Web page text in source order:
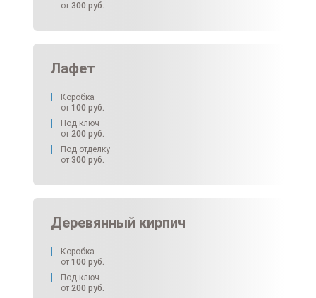
от 300 руб.
Лафет
Коробка
от 100 руб.
Под ключ
от 200 руб.
Под отделку
от 300 руб.
Деревянный кирпич
Коробка
от 100 руб.
Под ключ
от 200 руб.